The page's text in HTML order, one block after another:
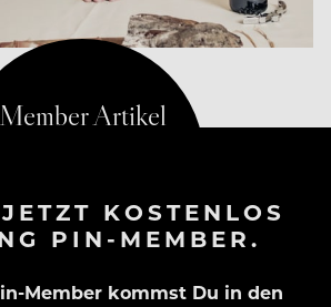
KOSTENLOS
PIN-MEMBER.
Member kommst Du in den